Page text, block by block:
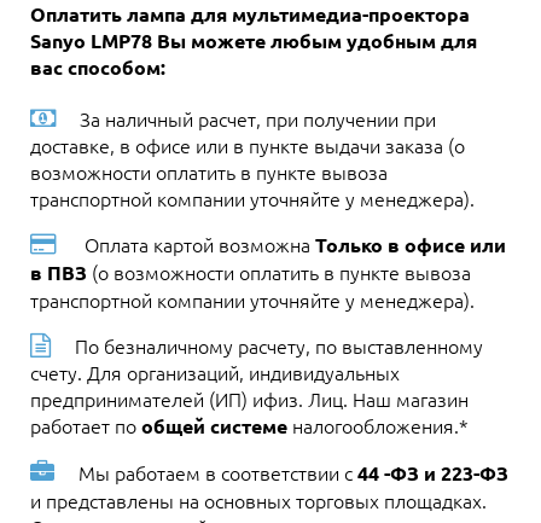
Оплатить лампа для мультимедиа-проектора
Sanyo LMP78 Вы можете любым удобным для
вас способом:
За наличный расчет, при получении при
доставке, в офисе или в пункте выдачи заказа (о
возможности оплатить в пункте вывоза
транспортной компании уточняйте у менеджера).
Оплата картой возможна Только в офисе или
в ПВЗ (о возможности оплатить в пункте вывоза
транспортной компании уточняйте у менеджера).
По безналичному расчету, по выставленному
счету. Для организаций, индивидуальных
предпринимателей (ИП) ифиз. Лиц. Наш магазин
работает пообщей системе налогообложения.*
Мы работаем в соответствии с44 -ФЗ и 223-ФЗ
и представлены на основных торговых площадках.